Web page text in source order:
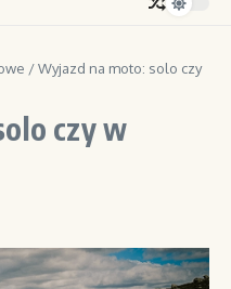
/Wyjazd na moto: solo czy
czy w